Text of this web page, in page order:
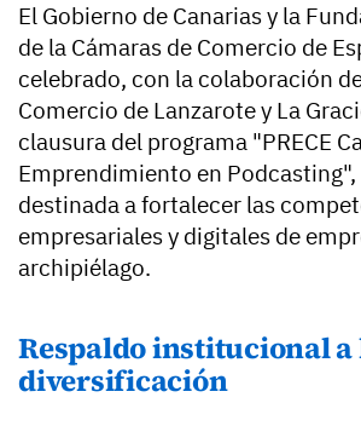
El Gobierno de Canarias y la
de la Cámaras de Comercio de
celebrado, con la colaboración
Comercio de Lanzarote y La
clausura del programa "PRECE
Emprendimiento en
destinada a fortalecer las
empresariales y digitales de
archipiélago.
Respaldo institucional a
diversificación